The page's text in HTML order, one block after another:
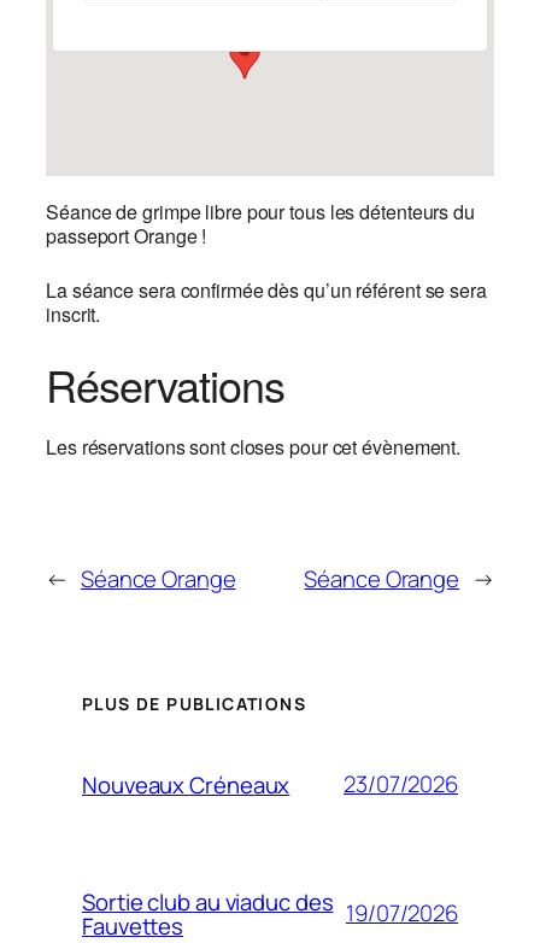
Séance de grimpe libre pour tous les détenteurs du
passeport Orange !
La séance sera confirmée dès qu’un référent se sera
inscrit.
Réservations
Les réservations sont closes pour cet évènement.
← Séance Orange Séance Orange →
PLUS DE PUBLICATIONS
Nouveaux Créneaux 23/07/2026
Sortie club au viaduc des
Fauvettes 19/07/2026